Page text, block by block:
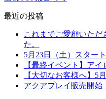
最近の投稿
これまでご愛顧いただ
た。
5月23日（土）スター
【最終イベント】ア
【大切なお客様へ】5
アクアプレイ販売開始